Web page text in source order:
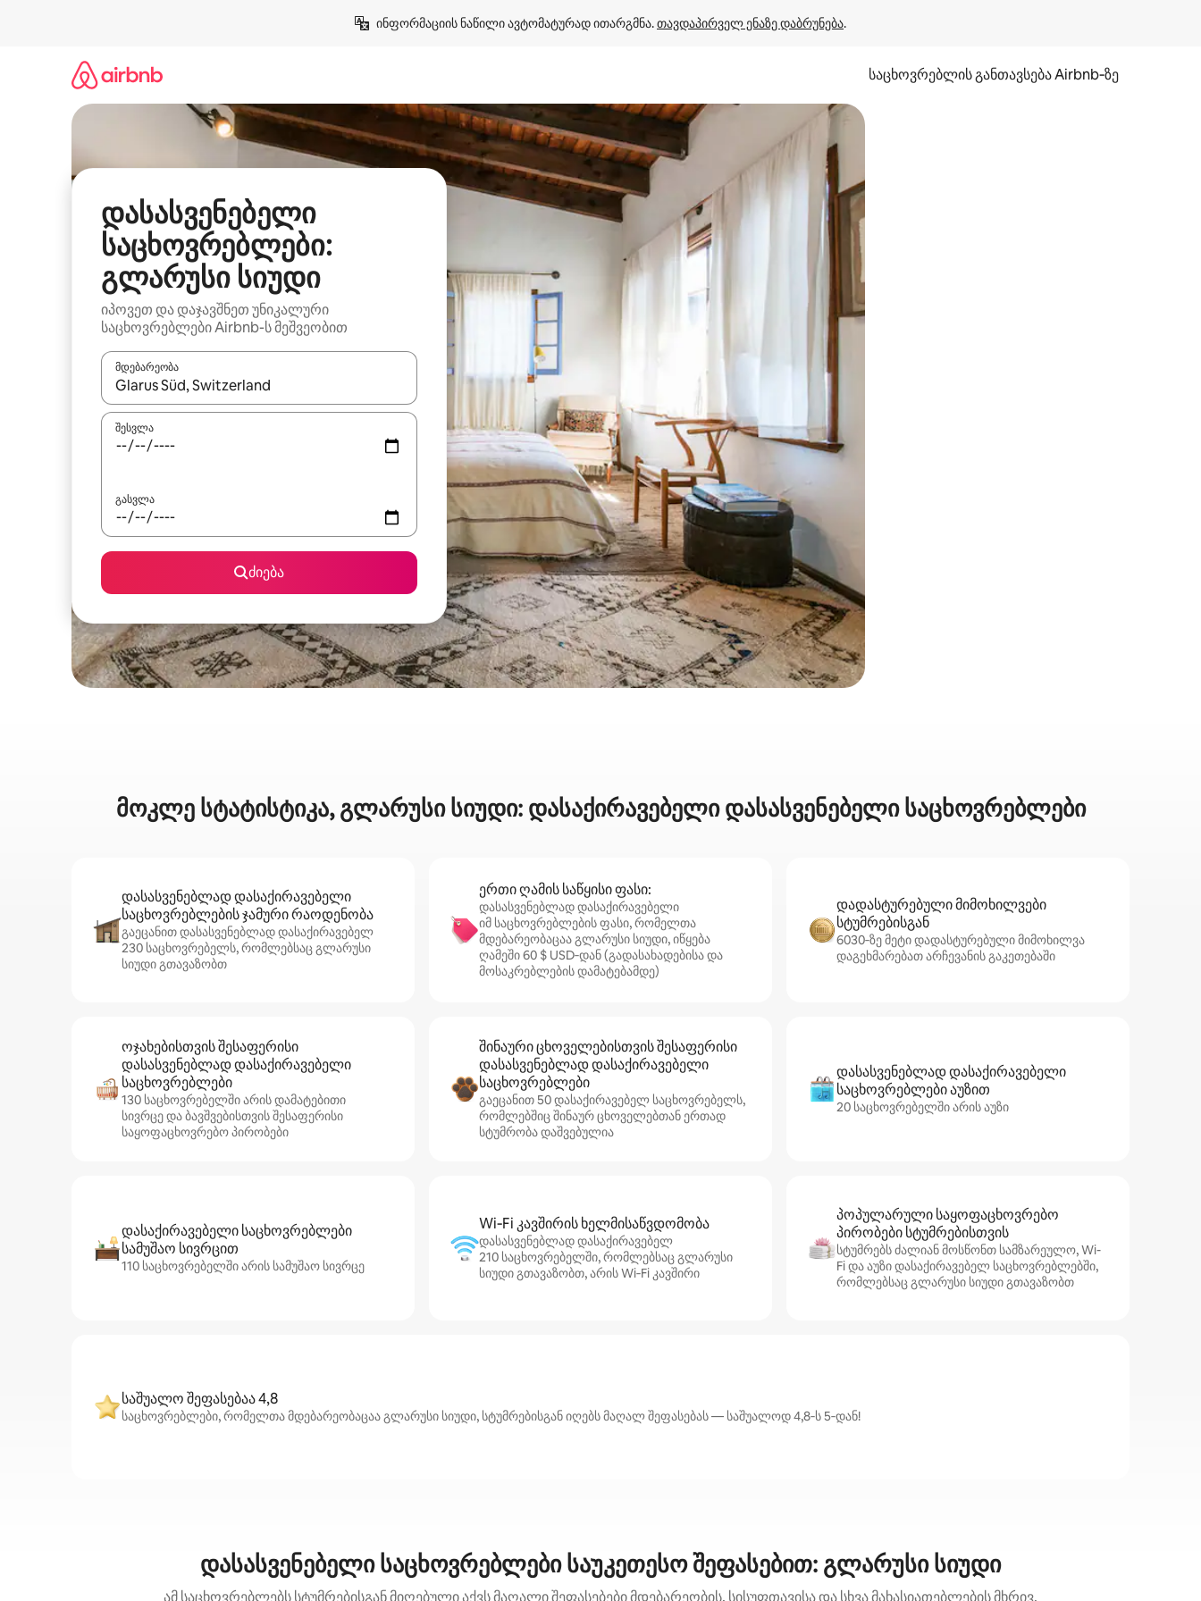
ინფორმაციის ნაწილი ავტომატურად ითარგმნა. თავდაპირველ ენაზე დაბრუნება.
საცხოვრებლის განთავსება Airbnb‑ზე
დასასვენებელი
საცხოვრებლები:
გლარუსი სიუდი
იპოვეთ და დაჯავშნეთ უნიკალური
საცხოვრებლები Airbnb-ს მეშვეობით
მდებარეობა
როცა შედეგები ხელმისაწვდომი გახდება, ნავიგაციისთვის გამოიყენეთ კლავიშები ზემოთ/ქვემოთ მიმართული ისრებით ან შეხებისა თუ თითის გასმის ჟესტები.
შესვლა
გასვლა
ძიება
მოკლე სტატისტიკა, გლარუსი სიუდი: დასაქირავებელი დასასვენებელი საცხოვრებლები
დასასვენებლად დასაქირავებელი
საცხოვრებლების ჯამური რაოდენობა
გაეცანით დასასვენებლად დასაქირავებელ
230 საცხოვრებელს, რომლებსაც გლარუსი
სიუდი გთავაზობთ
ერთი ღამის საწყისი ფასი:
დასასვენებლად დასაქირავებელი
იმ საცხოვრებლების ფასი, რომელთა
მდებარეობაცაა გლარუსი სიუდი, იწყება
ღამეში 60 $ USD‑დან (გადასახადებისა და
მოსაკრებლების დამატებამდე)
დადასტურებული მიმოხილვები
სტუმრებისგან
6030‑ზე მეტი დადასტურებული მიმოხილვა
დაგეხმარებათ არჩევანის გაკეთებაში
ოჯახებისთვის შესაფერისი
დასასვენებლად დასაქირავებელი
საცხოვრებლები
130 საცხოვრებელში არის დამატებითი
სივრცე და ბავშვებისთვის შესაფერისი
საყოფაცხოვრებო პირობები
შინაური ცხოველებისთვის შესაფერისი
დასასვენებლად დასაქირავებელი
საცხოვრებლები
გაეცანით 50 დასაქირავებელ საცხოვრებელს,
რომლებშიც შინაურ ცხოველებთან ერთად
სტუმრობა დაშვებულია
დასასვენებლად დასაქირავებელი
საცხოვრებლები აუზით
20 საცხოვრებელში არის აუზი
დასაქირავებელი საცხოვრებლები
სამუშაო სივრცით
110 საცხოვრებელში არის სამუშაო სივრცე
Wi‑Fi კავშირის ხელმისაწვდომობა
დასასვენებლად დასაქირავებელ
210 საცხოვრებელში, რომლებსაც გლარუსი
სიუდი გთავაზობთ, არის Wi‑Fi კავშირი
პოპულარული საყოფაცხოვრებო
პირობები სტუმრებისთვის
სტუმრებს ძალიან მოსწონთ სამზარეულო, Wi-
Fi და აუზი დასაქირავებელ საცხოვრებლებში,
რომლებსაც გლარუსი სიუდი გთავაზობთ
საშუალო შეფასებაა 4,8
საცხოვრებლები, რომელთა მდებარეობაცაა გლარუსი სიუდი, სტუმრებისგან იღებს მაღალ შეფასებას — საშუალოდ 4,8‑ს 5‑დან!
დასასვენებელი საცხოვრებლები საუკეთესო შეფასებით: გლარუსი სიუდი
ამ საცხოვრებლებს სტუმრებისგან მიღებული აქვს მაღალი შეფასებები მდებარეობის, სისუფთავისა და სხვა მახასიათებლების მხრივ.